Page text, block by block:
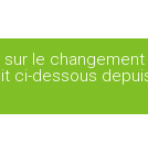
le
ci-dessous